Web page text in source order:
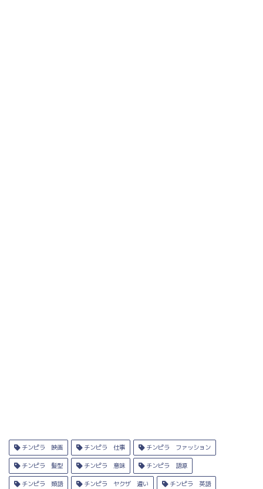
チンピラ 映画 チンピラ 仕事 チンピラ ファッション
チンピラ 髪型 チンピラ 意味 チンピラ 語源
チンピラ 類語 チンピラ ヤクザ 違い チンピラ 英語